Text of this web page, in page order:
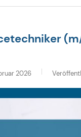
2026